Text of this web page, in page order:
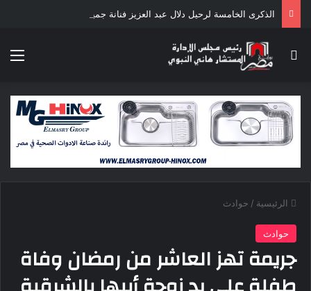
بحث عن
الرئيسية / حوادث
حوادث
جريمة تهز العاشر من رمضان وفاة